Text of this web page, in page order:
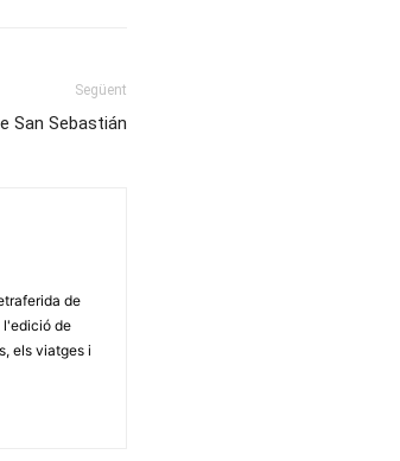
Següent
San Sebastián
de
l'edició de
els viatges i